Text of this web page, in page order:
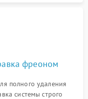
фреоном
полного удаления
системы строго